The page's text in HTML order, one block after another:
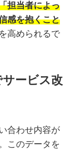
担当者によっ
感を抱くこと
高められるで
ービス改
合わせ内容が
このデータを